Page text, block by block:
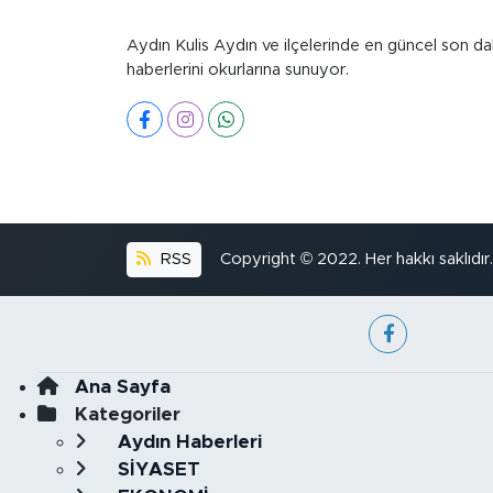
Aydın Kulis Aydın ve ilçelerinde en güncel son
haberlerini okurlarına sunuyor.
RSS Copyright © 2022. Her hakkı saklıdır.
Ana Sayfa
Kategoriler
Aydın Haberleri
SİYASET